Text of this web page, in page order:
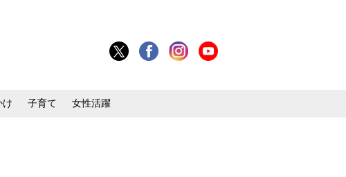
け 子育て 女性活躍